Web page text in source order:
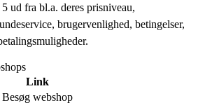
ud fra bl.a. deres prisniveau,
brugervenlighed, betingelser,
Link
Besøg webshop